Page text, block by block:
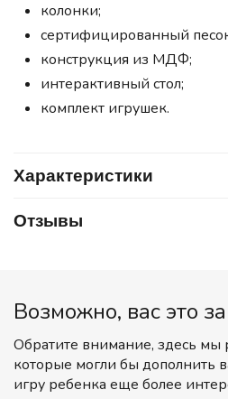
колонки;
сертифицированный
конструкция из МДФ;
интерактивный стол;
комплект игрушек.
Характеристики
Отзывы
Возможно, вас это
Обратите внимание, здесь мы
которые могли бы дополнить
игру ребенка еще более